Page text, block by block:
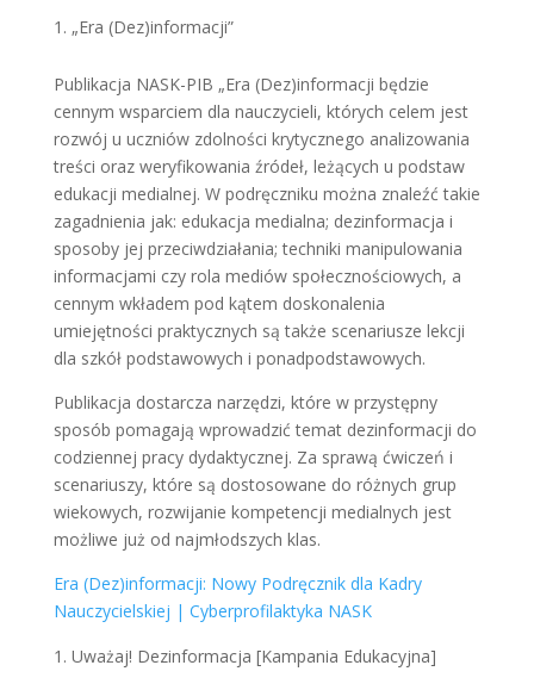
„Era (Dez)informacji”
Publikacja NASK-PIB „Era (Dez)informacji będzie
cennym wsparciem dla nauczycieli, których celem jest
rozwój u uczniów zdolności krytycznego analizowania
treści oraz weryfikowania źródeł, leżących u podstaw
edukacji medialnej. W podręczniku można znaleźć takie
zagadnienia jak: edukacja medialna; dezinformacja i
sposoby jej przeciwdziałania; techniki manipulowania
informacjami czy rola mediów społecznościowych, a
cennym wkładem pod kątem doskonalenia
umiejętności praktycznych są także scenariusze lekcji
dla szkół podstawowych i ponadpodstawowych.
Publikacja dostarcza narzędzi, które w przystępny
sposób pomagają wprowadzić temat dezinformacji do
codziennej pracy dydaktycznej. Za sprawą ćwiczeń i
scenariuszy, które są dostosowane do różnych grup
wiekowych, rozwijanie kompetencji medialnych jest
możliwe już od najmłodszych klas.
Era (Dez)informacji: Nowy Podręcznik dla Kadry
Nauczycielskiej | Cyberprofilaktyka NASK
Uważaj! Dezinformacja [Kampania Edukacyjna]